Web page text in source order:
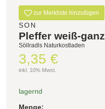
zur Merkliste hinzufügen
SON
Pleffer weiß-ganz
Söllradls Naturkostladen
3,35 €
inkl. 10% Mwst.
lagernd
Menge: